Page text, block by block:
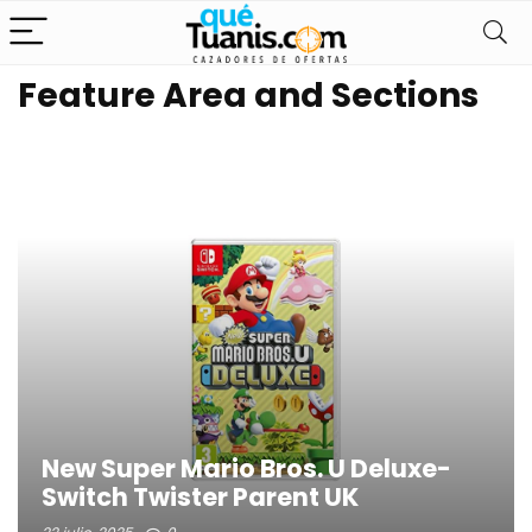
Feature Area and Sections
New Super Mario Bros. U Deluxe-
Switch Twister Parent UK